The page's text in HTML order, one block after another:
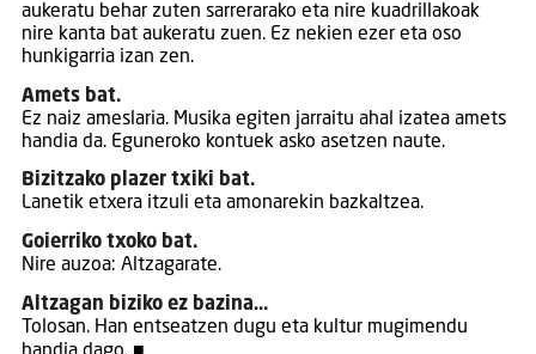
aukeratu behar zuten sarrerarako eta nire kuadrillakoak
nire kanta bat aukeratu zuen. Ez nekien ezer eta oso
hunkigarria izan zen.
Amets bat.
Ez naiz ameslaria. Musika egiten jarraitu ahal izatea amets
handia da. Eguneroko kontuek asko asetzen naute.
Bizitzako plazer txiki bat.
Lanetik etxera itzuli eta amonarekin bazkaltzea.
Goierriko txoko bat.
Nire auzoa: Altzagarate.
Altzagan biziko ez bazina…
Tolosan. Han entseatzen dugu eta kultur mugimendu